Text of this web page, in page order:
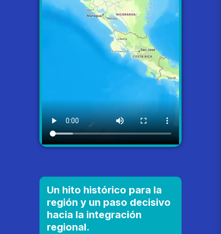
Un hito histórico para la
región y un paso decisivo
hacia la integración
regional.